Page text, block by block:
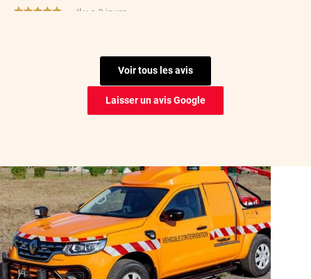
*****Il y a 3 jours
Tout est parfait et le sav est très réactif et efficace. Je
recommande vivement
Il y a 4 jours
Il y a 5 jours
Film de qualité, rapidement reçu,merci
*****
Produit conforme (vitres arrières et latérales) pour Nissan
Patrol GR Y61 2.8 td6 de 1999. Bien prendre soin temps et
être organisé (linguettes propres, bien de mouiller les mains et
les supports etc etc). La vidéo est très bien faite Le rendu est
top même si il y'a quelques imperfections qui sont du à des
Il y a 8 jours
Voir tous les avis
Laisser un avis Google